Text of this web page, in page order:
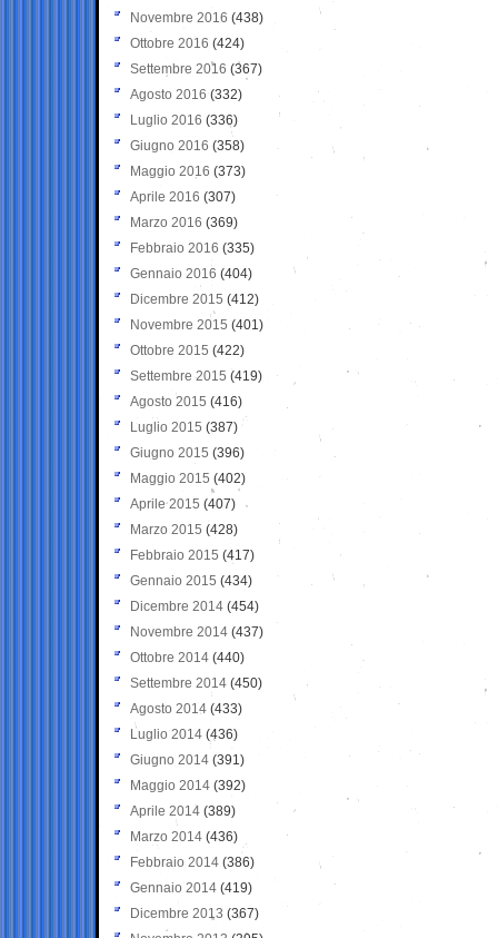
Novembre 2016 (438)
Ottobre 2016 (424)
Settembre 2016 (367)
Agosto 2016 (332)
Luglio 2016 (336)
Giugno 2016 (358)
Maggio 2016 (373)
Aprile 2016 (307)
Marzo 2016 (369)
Febbraio 2016 (335)
Gennaio 2016 (404)
Dicembre 2015 (412)
Novembre 2015 (401)
Ottobre 2015 (422)
Settembre 2015 (419)
Agosto 2015 (416)
Luglio 2015 (387)
Giugno 2015 (396)
Maggio 2015 (402)
Aprile 2015 (407)
Marzo 2015 (428)
Febbraio 2015 (417)
Gennaio 2015 (434)
Dicembre 2014 (454)
Novembre 2014 (437)
Ottobre 2014 (440)
Settembre 2014 (450)
Agosto 2014 (433)
Luglio 2014 (436)
Giugno 2014 (391)
Maggio 2014 (392)
Aprile 2014 (389)
Marzo 2014 (436)
Febbraio 2014 (386)
Gennaio 2014 (419)
Dicembre 2013 (367)